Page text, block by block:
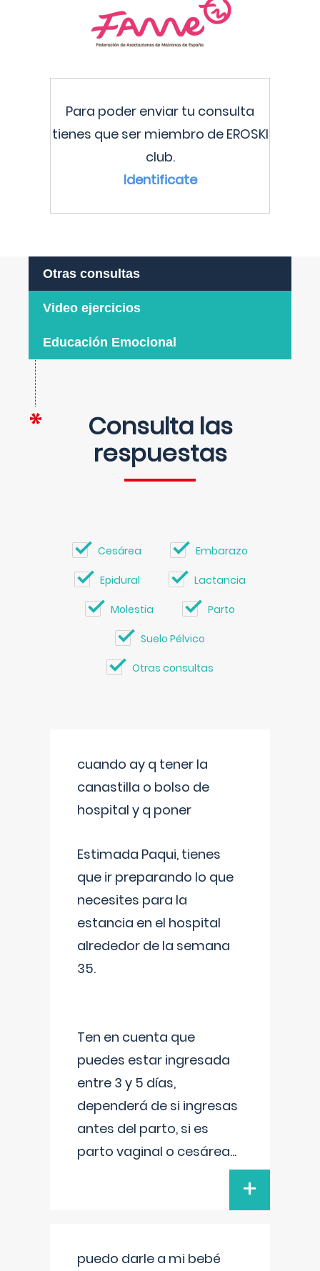
Para poder enviar tu consulta
tienes que ser miembro de EROSKI
club.
Identificate
Otras consultas
Video ejercicios
Educación Emocional
Consulta las
respuestas
Cesárea Embarazo
Epidural Lactancia
Molestia Parto
Suelo Pélvico
Otras consultas
cuando ay q tener la
canastilla o bolso de
hospital y q poner
Estimada Paqui, tienes
que ir preparando lo que
necesites para la
estancia en el hospital
alrededor de la semana
35.
Ten en cuenta que
puedes estar ingresada
entre 3 y 5 días,
dependerá de si ingresas
antes del parto, si es
parto vaginal o cesárea...
+
puedo darle a mi bebé